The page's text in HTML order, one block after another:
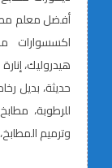
أفضل معلم
اكسسوارات
حديثة، بديل
للرطوبة،
وترميم